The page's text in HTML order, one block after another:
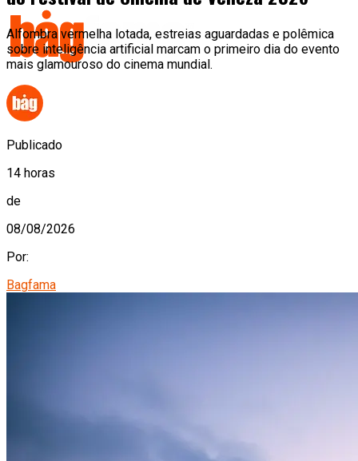
Alfombra vermelha lotada, estreias aguardadas e polêmica
sobre inteligência artificial marcam o primeiro dia do evento
mais glamouroso do cinema mundial.
Publicado
14 horas
de
08/08/2026
Por:
Bagfama